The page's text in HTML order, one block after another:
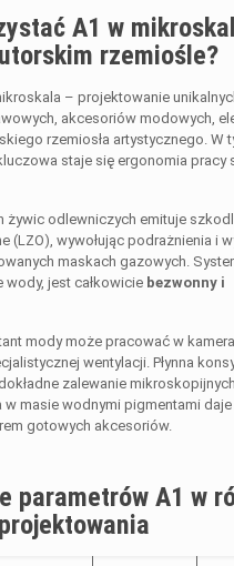
A1 w
rzemiośle?
– projektowanie
akcesoriów modowych,
rzemiosła artystycznego. W
staje się ergonomia pracy
żywic odlewniczych emituje
(LZO), wywołując podrażnienia i
maskach gazowych.
jest całkowicie bezwonny i
mody może pracować w
wentylacji. Płynna
zalewanie
w masie wodnymi pigmentami daje
gotowych akcesoriów.
parametrów A1 w